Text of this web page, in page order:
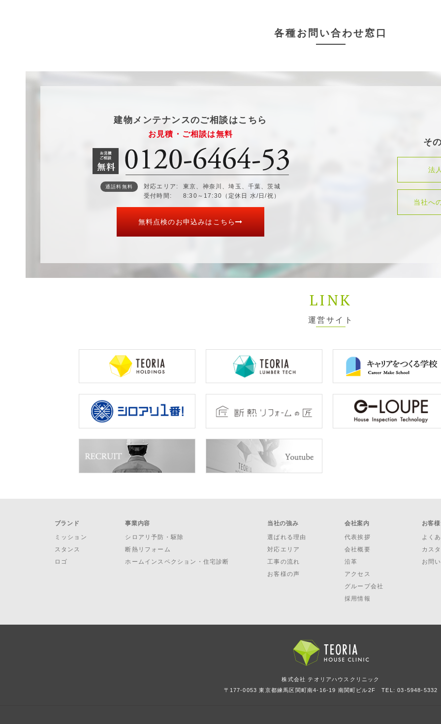
各種お問い合わせ窓口
建物メンテナンスのご相談はこちら
お見積・ご相談は無料
通話料無料 対応エリア
東京、神奈川、埼玉、千葉、茨城
受付時間
8:30～17:30（定休日 水/日/祝）
無料点検のお申込みはこちら
そ
法
当社へ
LINK
運営サイト
ブランド
ミッション
スタンス
ロゴ
事業内容
シロアリ予防・駆除
断熱リフォーム
ホームインスペクション・住宅診断
当社の強み
選ばれる理由
対応エリア
工事の流れ
お客様の声
会社案内
代表挨拶
会社概要
沿革
アクセス
グループ会社
採用情報
お客
よく
カス
お問
株式会社 テオリアハウスクリニック
〒177-0053 東京都練馬区関町南4-16-19 南関町ビル2FTEL: 03-5948-5332